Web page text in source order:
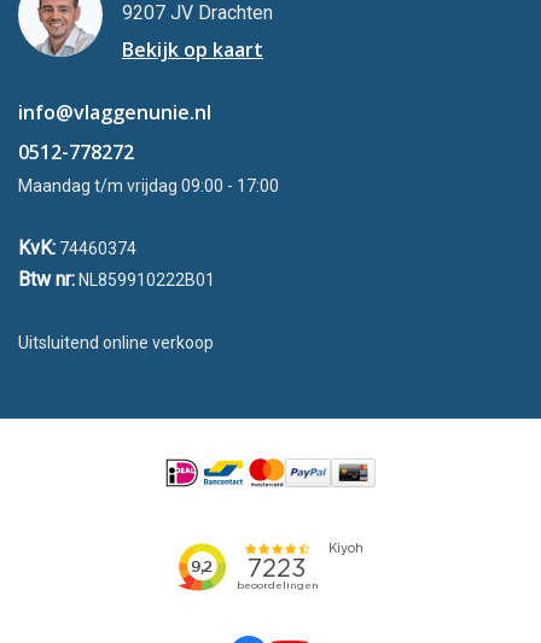
9207 JV Drachten
Bekijk op kaart
info@vlaggenunie.nl
0512-778272
Maandag t/m vrijdag 09:00 - 17:00
KvK: 74460374
Btw nr: NL859910222B01
Uitsluitend online verkoop